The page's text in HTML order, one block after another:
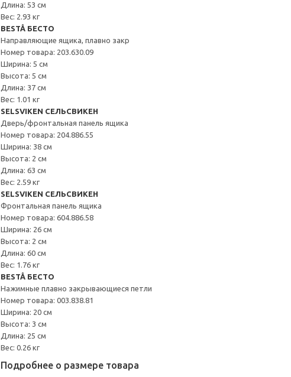
Длина: 53 см
Вес: 2.93 кг
BESTÅ БЕСТО
Направляющие ящика, плавно закр
Номер товара: 203.630.09
Ширина: 5 см
Высота: 5 см
Длина: 37 см
Вес: 1.01 кг
SELSVIKEN СЕЛЬСВИКЕН
Дверь/фронтальная панель ящика
Номер товара: 204.886.55
Ширина: 38 см
Высота: 2 см
Длина: 63 см
Вес: 2.59 кг
SELSVIKEN СЕЛЬСВИКЕН
Фронтальная панель ящика
Номер товара: 604.886.58
Ширина: 26 см
Высота: 2 см
Длина: 60 см
Вес: 1.76 кг
BESTÅ БЕСТО
Нажимные плавно закрывающиеся петли
Номер товара: 003.838.81
Ширина: 20 см
Высота: 3 см
Длина: 25 см
Вес: 0.26 кг
Подробнее о размере товара